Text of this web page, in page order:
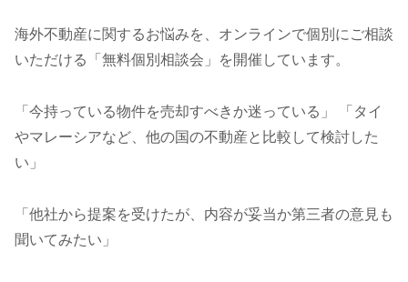
海外不動産に関するお悩みを、オンラインで個別にご相談
いただける「無料個別相談会」を開催しています。
「今持っている物件を売却すべきか迷っている」 「タイ
やマレーシアなど、他の国の不動産と比較して検討した
い」
「他社から提案を受けたが、内容が妥当か第三者の意見も
聞いてみたい」